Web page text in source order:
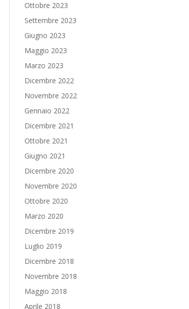
Ottobre 2023
Settembre 2023
Giugno 2023
Maggio 2023
Marzo 2023
Dicembre 2022
Novembre 2022
Gennaio 2022
Dicembre 2021
Ottobre 2021
Giugno 2021
Dicembre 2020
Novembre 2020
Ottobre 2020
Marzo 2020
Dicembre 2019
Luglio 2019
Dicembre 2018
Novembre 2018
Maggio 2018
Aprile 2018